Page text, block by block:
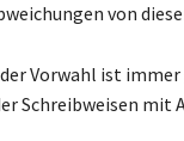
von
Vorwahl ist
Schreibweisen mit